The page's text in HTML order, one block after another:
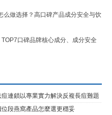
么做选择？高口碑产品成分安全与饮
口碑品牌核心成分、成分安全
連鎖以專業實力解決反複長痘難題
段燕窩產品怎麼選更穩妥